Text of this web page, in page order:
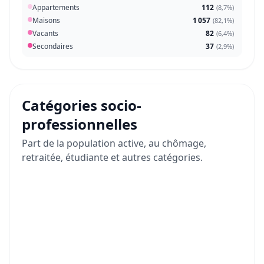
Appartements 112 (8,7%)
Maisons 1 057 (82,1%)
Vacants 82 (6,4%)
Secondaires 37 (2,9%)
Catégories socio-
professionnelles
Part de la population active, au chômage,
retraitée, étudiante et autres catégories.